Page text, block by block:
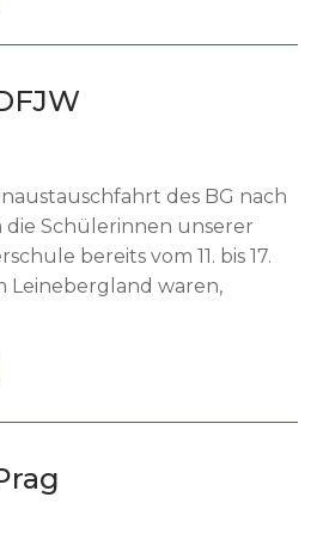
des BG nach
die Schülerinnen unserer
bereits vom 11. bis 17.
Leinebergland waren,